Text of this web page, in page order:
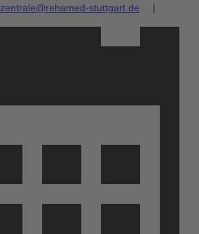
zentrale@rehamed-stuttgart.de |